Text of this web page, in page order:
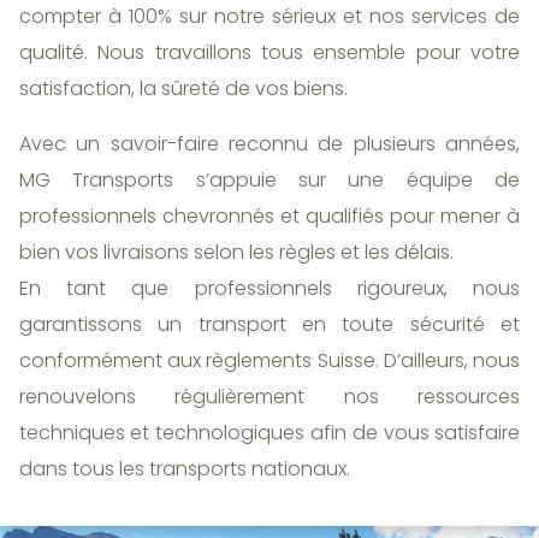
compter à 100% sur notre sérieux et nos services de
qualité. Nous travaillons tous ensemble pour votre
satisfaction, la sûreté de vos biens.
Avec un savoir-faire reconnu de plusieurs années,
MG Transports s’appuie sur une équipe de
professionnels chevronnés et qualifiés pour mener à
bien vos livraisons selon les règles et les délais.
En tant que professionnels rigoureux, nous
garantissons un transport en toute sécurité et
conformément aux règlements Suisse. D’ailleurs, nous
renouvelons régulièrement nos ressources
techniques et technologiques afin de vous satisfaire
dans tous les transports nationaux.